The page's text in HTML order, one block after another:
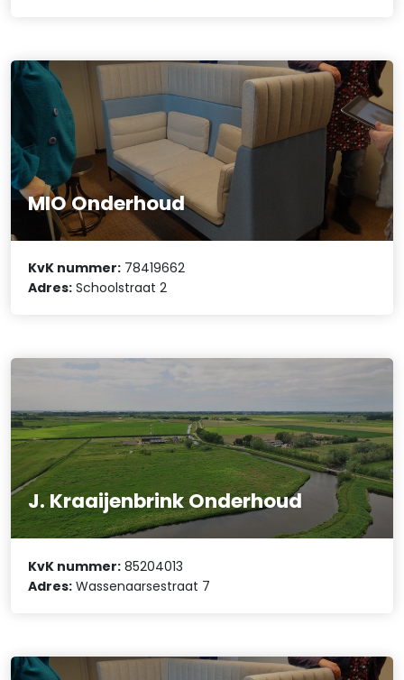
MIO Onderhoud
KvK nummer: 78419662
Adres: Schoolstraat 2
J. Kraaijenbrink Onderhoud
KvK nummer: 85204013
Adres: Wassenaarsestraat 7